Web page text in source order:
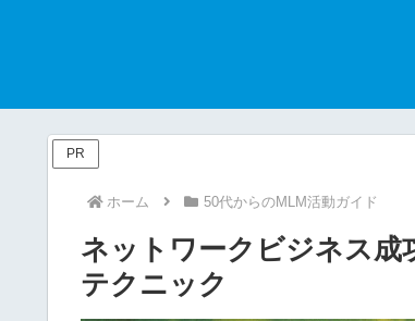
PR
ホーム 50代からのMLM活動ガイド
ネットワークビジネス成
テクニック